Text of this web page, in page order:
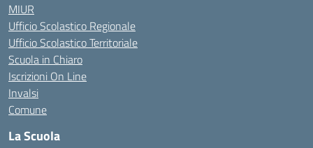
MIUR
Ufficio Scolastico Regionale
Ufficio Scolastico Territoriale
Scuola in Chiaro
Iscrizioni On Line
Invalsi
Comune
La Scuola